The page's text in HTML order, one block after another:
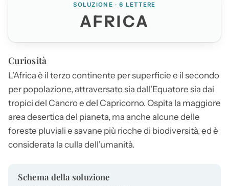
SOLUZIONE · 6 LETTERE
AFRICA
Curiosità
L'Africa è il terzo continente per superficie e il secondo
per popolazione, attraversato sia dall'Equatore sia dai
tropici del Cancro e del Capricorno. Ospita la maggiore
area desertica del pianeta, ma anche alcune delle
foreste pluviali e savane più ricche di biodiversità, ed è
considerata la culla dell'umanità.
Schema della soluzione